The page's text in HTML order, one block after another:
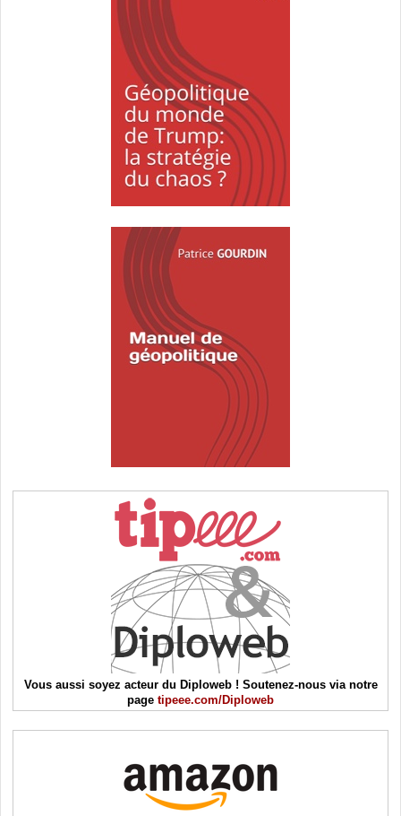
Vous aussi soyez acteur du Diploweb ! Soutenez-nous via notre
page tipeee.com/Diploweb